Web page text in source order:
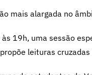
mais alargada no
19h, uma sessão
leituras